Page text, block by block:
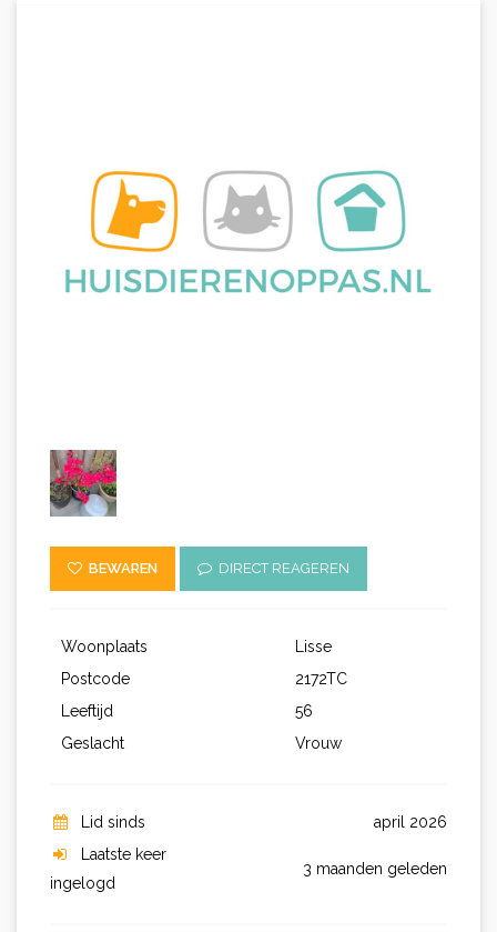
BEWAREN DIRECT REAGEREN
Woonplaats
Lisse
Postcode
2172TC
Leeftijd
56
Geslacht
Vrouw
Lid sinds
april 2026
Laatste keer
ingelogd
3 maanden geleden